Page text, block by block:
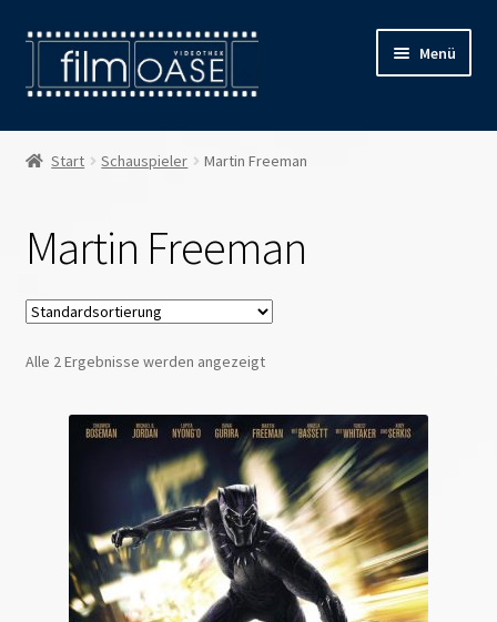
Zur
Navigation
springen
Zum
Inhalt
springen
Menü
Willkommen
Öffnungszeiten
Preise
Kontakt
Start Schauspieler Martin Freeman
Martin Freeman
Alle 2 Ergebnisse werden angezeigt